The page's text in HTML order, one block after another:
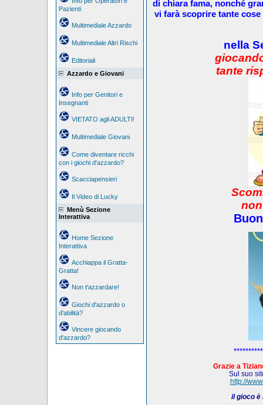
Pazienti
Multimediale Azzardo
Multimediale Altri Rischi
Editoriali
Azzardo e Giovani
Info per Genitori e
Insegnanti
VIETATO agli ADULTI!
Multimediale Giovani
Come diventare ricchi
con i giochi d'azzardo?
Scacciapensieri
Il Video di Lucky
Menù Sezione
Interattiva
Home Sezione
Interattiva
Acchiappa il Gratta-
Gratta!
Non t'azzardare!
Giochi d'azzardo o
d'abilità?
Vincere giocando
d'azzardo?
di chiara fama, nonché
vi farà scoprire tante
nella
tante
Grazie a
Sul suo
http://
il gioco è